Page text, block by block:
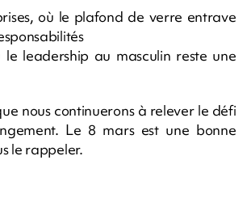
où le plafond de verre entrave
leadership au masculin reste une
nous continuerons à relever le défi
Le 8 mars est une bonne
le rappeler.